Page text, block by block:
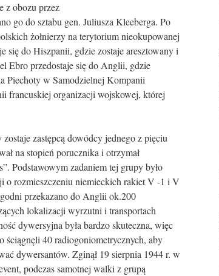
z obozu przez
go do sztabu gen. Juliusza Kleeberga. Po
żołnierzy na terytorium nieokupowanej
się do Hiszpanii, gdzie zostaje aresztowany i
Ebro przedostaje się do Anglii, gdzie
Piechoty w Samodzielnej Kompanii
francuskiej organizacji wojskowej, której
zostaje zastępcą dowódcy jednego z pięciu
na stopień porucznika i otrzymał
Podstawowym zadaniem tej grupy było
o rozmieszczeniu niemieckich rakiet V -1 i V
przekazano do Anglii ok.200
lokalizacji wyrzutni i transportach
dywersyjna była bardzo skuteczna, więc
ściągnęli 40 radiogoniometrycznych, aby
dywersantów. Zginął 19 sierpnia 1944 r. w
podczas samotnej walki z grupą